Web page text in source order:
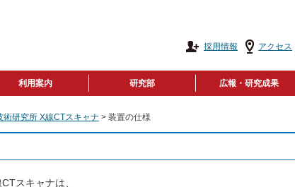
採用情報 アクセス
利用案内 研究部 広報・研究成果
術研究所 X線CTスキャナ > 装置の仕様
スキャナは、